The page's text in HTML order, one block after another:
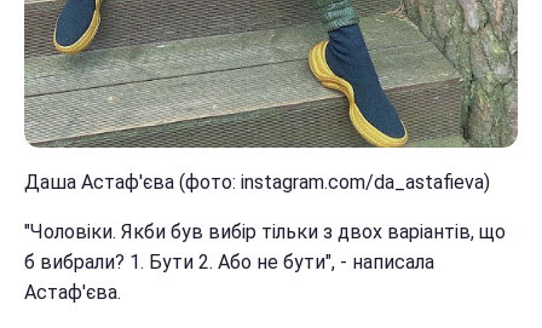
Даша Астаф'єва (фото: instagram.com/da_astafieva)
"Чоловіки. Якби був вибір тільки з двох варіантів, що
б вибрали? 1. Бути 2. Або не бути", - написала
Астаф'єва.